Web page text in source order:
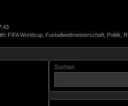
FIFA Worldcup Fusballweltmeisterschaft Politik
Suchen